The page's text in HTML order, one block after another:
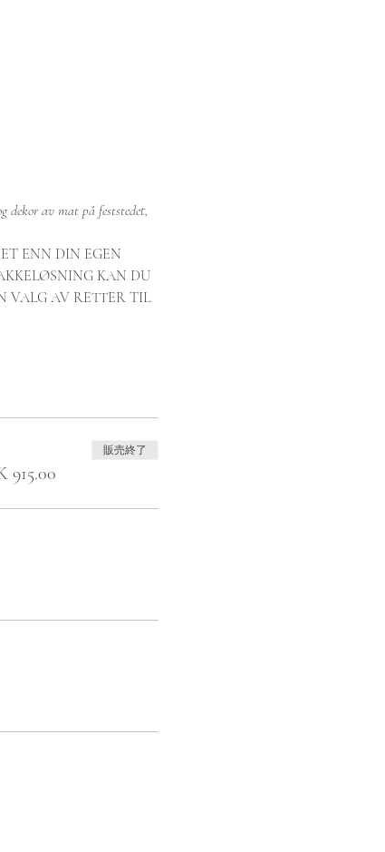
dekor av mat på feststedet,
ENN DIN EGEN
KAN DU
VALG AV RETTER TIL
販売終了